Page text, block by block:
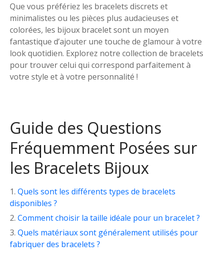
Que vous préfériez les bracelets discrets et
minimalistes ou les pièces plus audacieuses et
colorées, les bijoux bracelet sont un moyen
fantastique d’ajouter une touche de glamour à votre
look quotidien. Explorez notre collection de bracelets
pour trouver celui qui correspond parfaitement à
votre style et à votre personnalité !
Guide des Questions
Fréquemment Posées sur
les Bracelets Bijoux
Quels sont les différents types de bracelets
disponibles ?
Comment choisir la taille idéale pour un bracelet ?
Quels matériaux sont généralement utilisés pour
fabriquer des bracelets ?